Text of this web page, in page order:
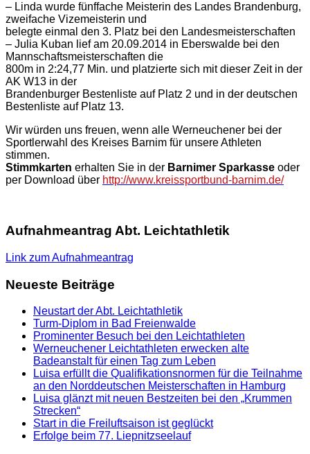
– Linda wurde fünffache Meisterin des Landes Brandenburg,
zweifache Vizemeisterin und
belegte einmal den 3. Platz bei den Landesmeisterschaften
– Julia Kuban lief am 20.09.2014 in Eberswalde bei den
Mannschaftsmeisterschaften die
800m in 2:24,77 Min. und platzierte sich mit dieser Zeit in der
AK W13 in der
Brandenburger Bestenliste auf Platz 2 und in der deutschen
Bestenliste auf Platz 13.
Wir würden uns freuen, wenn alle Werneuchener bei der
Sportlerwahl des Kreises Barnim für unsere Athleten
stimmen.
Stimmkarten erhalten Sie in der Barnimer Sparkasse oder
per Download über http://www.kreissportbund-barnim.de/
Aufnahmeantrag Abt. Leichtathletik
Link zum Aufnahmeantrag
Neueste Beiträge
Neustart der Abt. Leichtathletik
Turm-Diplom in Bad Freienwalde
Prominenter Besuch bei den Leichtathleten
Werneuchener Leichtathleten erwecken alte
Badeanstalt für einen Tag zum Leben
Luisa erfüllt die Qualifikationsnormen für die Teilnahme
an den Norddeutschen Meisterschaften in Hamburg
Luisa glänzt mit neuen Bestzeiten bei den „Krummen
Strecken“
Start in die Freiluftsaison ist geglückt
Erfolge beim 77. Liepnitzseelauf